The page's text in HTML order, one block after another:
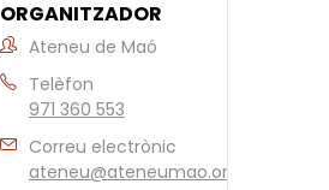
ORGANITZADOR
Ateneu de Maó
Telèfon
971 360 553
Correu electrònic
ateneu@ateneumao.org